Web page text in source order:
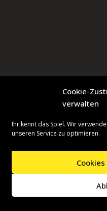
Cookie-
verwalten
Ihr kennt das Spiel. Wir
unseren Service zu optimieren.
| Präsentiert von